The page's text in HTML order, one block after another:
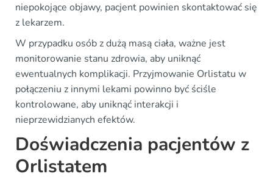
niepokojące objawy, pacjent powinien skontaktować się
z lekarzem.
W przypadku osób z dużą masą ciała, ważne jest
monitorowanie stanu zdrowia, aby uniknąć
ewentualnych komplikacji. Przyjmowanie Orlistatu w
połączeniu z innymi lekami powinno być ściśle
kontrolowane, aby uniknąć interakcji i
nieprzewidzianych efektów.
Doświadczenia pacjentów z
Orlistatem